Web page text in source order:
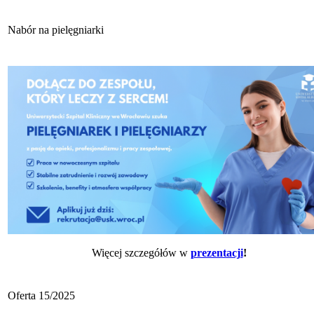
Nabór na pielęgniarki
Więcej szczegółów w prezentacji!
Oferta 15/2025